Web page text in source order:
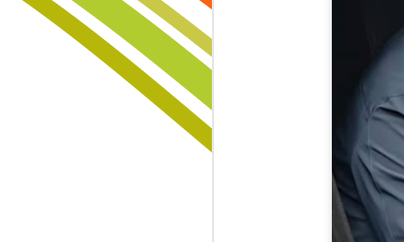
ĐỪNG CHỜ CON LỚN MỚI DẠY – NHỮNG CHIẾN THẮNG VĨ ĐẠI ĐƯỢC XÂY DỰNG TỪ NHỮNG BƯỚC NHỎ ĐẦU ĐỜI
Đừng Để Giấc Mơ Chết Vì Hai Chữ “Ổn Định”
Người Chiến Thắng Không Chờ Ý Tưởng – Họ Biết "Đánh Cắp" Điều Giá Trị Và Biến Nó Thành Di Sản